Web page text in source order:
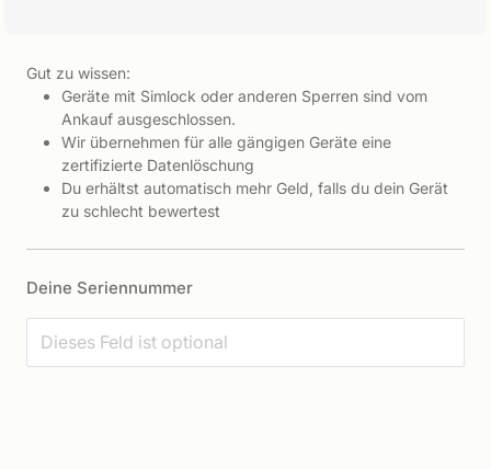
Gut zu wissen:
Geräte mit Simlock oder anderen Sperren sind vom
Ankauf ausgeschlossen.
Wir übernehmen für alle gängigen Geräte eine
zertifizierte Datenlöschung
Du erhältst automatisch mehr Geld, falls du dein Gerät
zu schlecht bewertest
Deine Seriennummer